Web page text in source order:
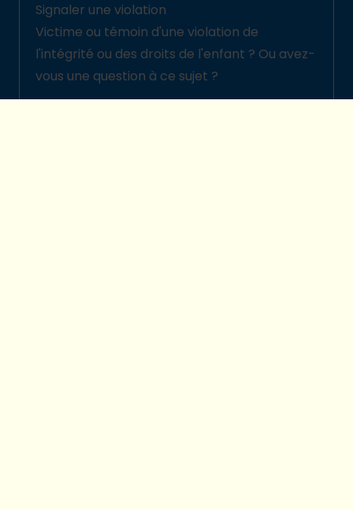
Signaler une violation
Victime ou témoin d'une violation de
l'intégrité ou des droits de l'enfant ? Ou avez-
vous une question à ce sujet ?